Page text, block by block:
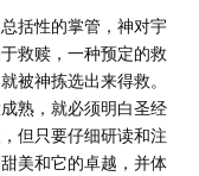
括性的掌管，神对宇
救赎，一种预定的救
被神拣选出来得救。
熟，就必须明白圣经
但只要仔细研读和注
美和它的卓越，并体